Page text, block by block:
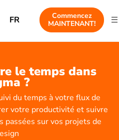
FR
Commencez
MAINTENANT!
le temps dans
?
du temps à votre flux de
votre productivité et suivre
passées sur vos projets de